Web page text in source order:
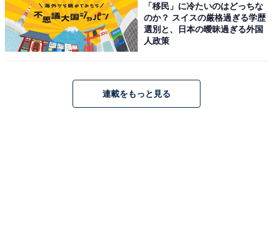
「移民」に冷たいのはどっちな
のか？ スイスの厳格過ぎる学歴
選別と、日本の曖昧過ぎる外国
人政策
連載をもっと見る